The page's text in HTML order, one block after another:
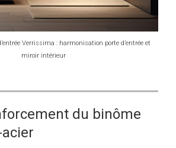
Verrissima : harmonisation porte d’entrée et
miroir intérieur
du binôme